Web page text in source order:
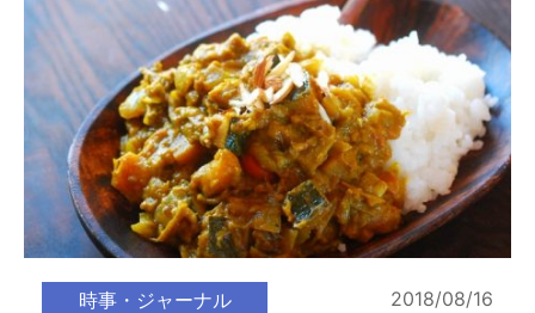
時事・ジャーナル 2018/08/16